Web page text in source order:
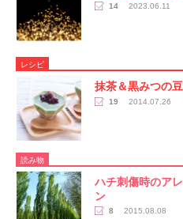
14 2023.06.11
レシピ
抹茶＆黒みつの
19 2014.07.26
読み物
ハチ刺傷時のア
ン
8 2015.08.08